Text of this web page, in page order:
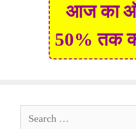
आज का
50% तक
for: